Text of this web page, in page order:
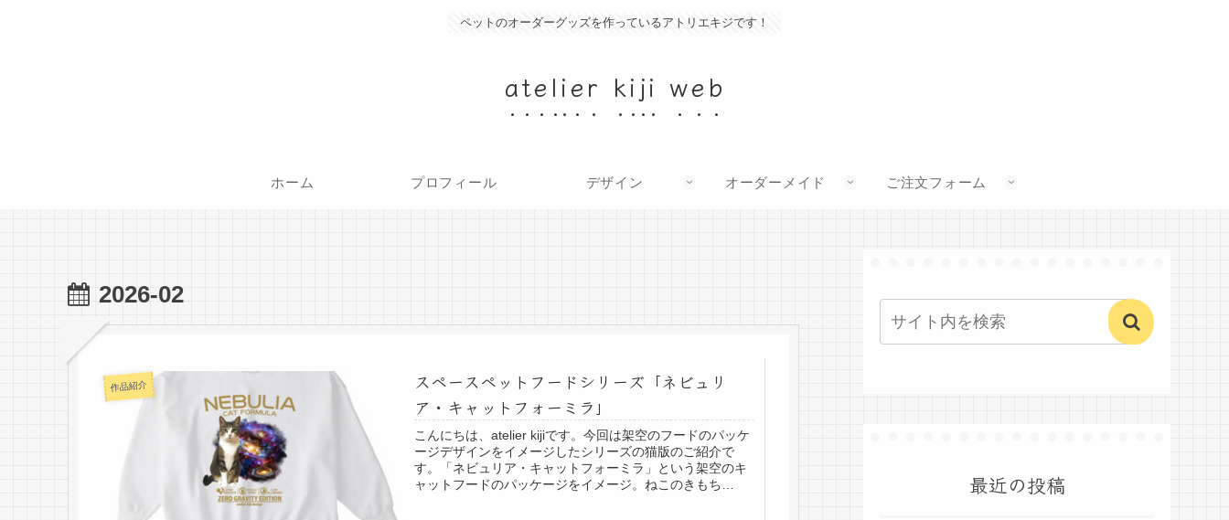
ペットのオーダーグッズを作っているアトリエキジです！
atelier kiji web
ホーム プロフィール デザイン オーダーメイド ご注文フォーム
2026-02
作品紹介
スペースペットフードシリーズ「ネビュリ
ア・キャットフォーミラ」
こんにちは、atelier kijiです。今回は架空のフードのパッケ
ージデザインをイメージしたシリーズの猫版のご紹介で
す。「ネビュリア・キャットフォーミラ」という架空のキ
ャットフードのパッケージをイメージ。ねこのきもち
最近の投稿